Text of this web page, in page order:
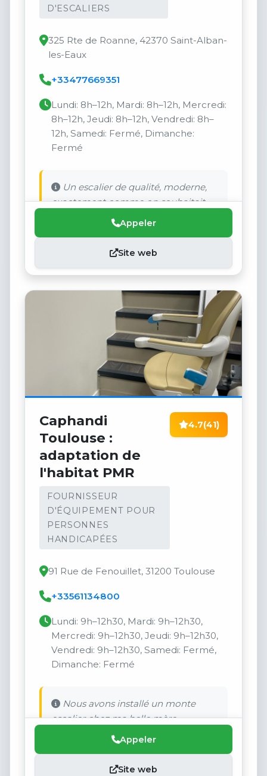
D'ESCALIERS
325 Rte de Roanne, 42370 Saint-Alban-
les-Eaux
+33477669351
Lundi: 8h–12h, Mardi: 8h–12h, Mercredi:
8h–12h, Jeudi: 8h–12h, Vendredi: 8h–
12h, Samedi: Fermé, Dimanche:
Fermé
Un escalier de qualité, moderne,
exactement comme on souhaitait.
Appeler
Site web
Caphandi
Toulouse :
adaptation de
l'habitat PMR
FOURNISSEUR
D'ÉQUIPEMENT POUR
PERSONNES
HANDICAPÉES
4.7(41)
91 Rue de Fenouillet, 31200 Toulouse
+33561134800
Lundi: 9h–12h30, Mardi: 9h–12h30,
Mercredi: 9h–12h30, Jeudi: 9h–12h30,
Vendredi: 9h–12h30, Samedi: Fermé,
Dimanche: Fermé
Nous avons installé un monte
escalier chez ma belle mère.
Appeler
Site web